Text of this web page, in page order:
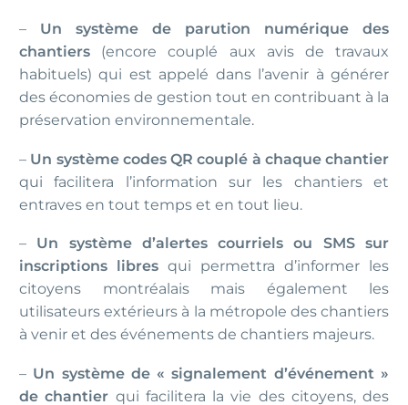
– Un système de parution numérique des
chantiers (encore couplé aux avis de travaux
habituels) qui est appelé dans l’avenir à générer
des économies de gestion tout en contribuant à la
préservation environnementale.
– Un système codes QR couplé à chaque chantier
qui facilitera l’information sur les chantiers et
entraves en tout temps et en tout lieu.
– Un système d’alertes courriels ou SMS sur
inscriptions libres qui permettra d’informer les
citoyens montréalais mais également les
utilisateurs extérieurs à la métropole des chantiers
à venir et des événements de chantiers majeurs.
– Un système de « signalement d’événement »
de chantier qui facilitera la vie des citoyens, des